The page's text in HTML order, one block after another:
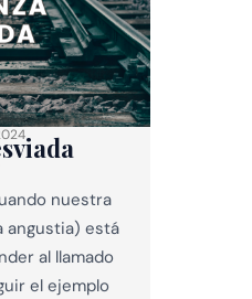
nuestra
angustia) está
al llamado
el ejemplo